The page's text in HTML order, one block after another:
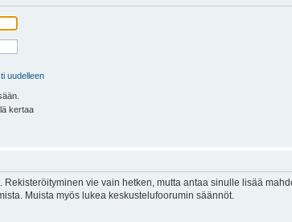
uudelleen
kertaa
vie vain hetken, mutta antaa sinulle lisää
Muista myös lukea keskustelufoorumin säännöt.